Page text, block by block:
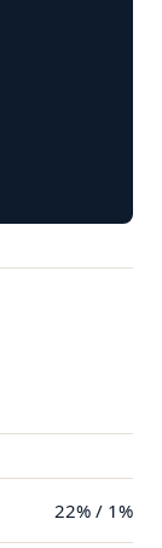
22% / 1%